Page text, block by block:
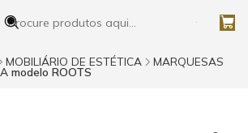
MOBILIÁRIO DE ESTÉTICA MARQUESAS
modelo ROOTS